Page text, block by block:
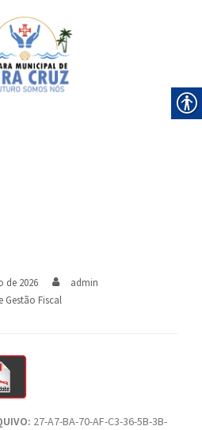
de 2026
admin
Gestão Fiscal
27-A7-BA-70-AF-C3-36-5B-3B-